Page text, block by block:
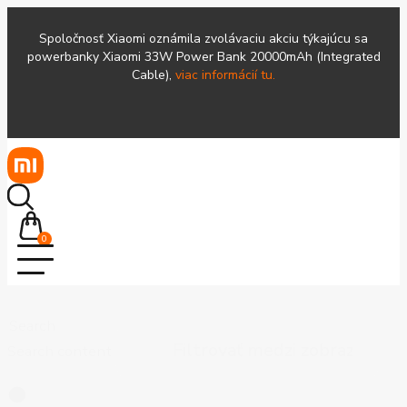
Spoločnosť Xiaomi oznámila zvolávaciu akciu týkajúcu sa
powerbanky Xiaomi 33W Power Bank 20000mAh (Integrated
Cable), viac informácií tu.
0